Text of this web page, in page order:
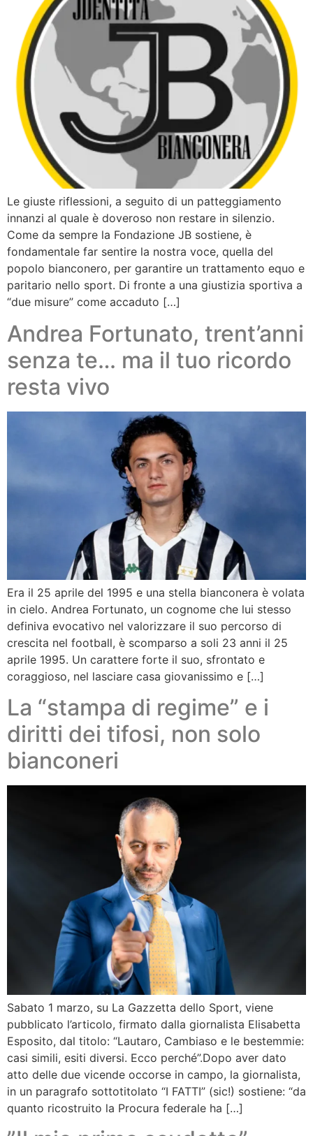
Le giuste riflessioni, a seguito di un patteggiamento
innanzi al quale è doveroso non restare in silenzio.
Come da sempre la Fondazione JB sostiene, è
fondamentale far sentire la nostra voce, quella del
popolo bianconero, per garantire un trattamento equo e
paritario nello sport. Di fronte a una giustizia sportiva a
“due misure” come accaduto […]
Andrea Fortunato, trent’anni
senza te… ma il tuo ricordo
resta vivo
Era il 25 aprile del 1995 e una stella bianconera è volata
in cielo. Andrea Fortunato, un cognome che lui stesso
definiva evocativo nel valorizzare il suo percorso di
crescita nel football, è scomparso a soli 23 anni il 25
aprile 1995. Un carattere forte il suo, sfrontato e
coraggioso, nel lasciare casa giovanissimo e […]
La “stampa di regime” e i
diritti dei tifosi, non solo
bianconeri
Sabato 1 marzo, su La Gazzetta dello Sport, viene
pubblicato l’articolo, firmato dalla giornalista Elisabetta
Esposito, dal titolo: “Lautaro, Cambiaso e le bestemmie:
casi simili, esiti diversi. Ecco perché”.Dopo aver dato
atto delle due vicende occorse in campo, la giornalista,
in un paragrafo sottotitolato “I FATTI” (sic!) sostiene: “da
quanto ricostruito la Procura federale ha […]